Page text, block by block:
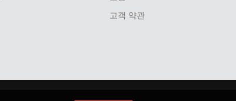
고객 약관